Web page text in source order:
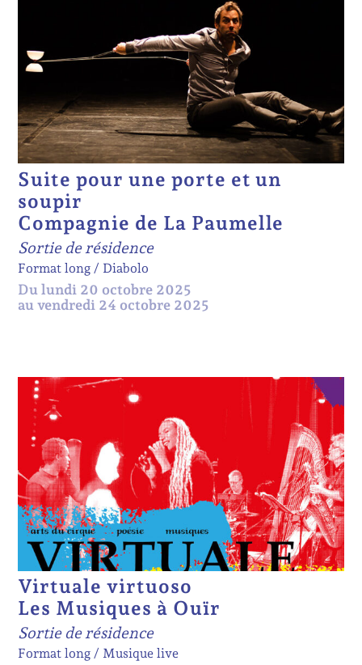
Suite pour une porte et un
soupir
Compagnie de La Paumelle
Sortie de résidence
Format long Diabolo
Du lundi 20 octobre 2025
au vendredi 24 octobre 2025
Virtuale virtuoso
Les Musiques à Ouïr
Sortie de résidence
Format long Musique live